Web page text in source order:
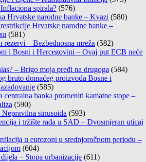
spirala? (576)
Hrvatske narodne banke – Kvazi (580)
Hrvatske narodne banke –
(581)
– Bezbednosna mreža (582)
i Bosni i Hercegovini – Ovaj put ECB neće
– Brigo moja pređi na drugoga (584)
bruto domaćeg proizvoda Bosne i
(585)
centralna banka promeniti kamatne stope –
(590)
sinusoida (593)
i tržište rada u SAD – Dvosmjeran uticaj
u eurozoni u srednjoročnom periodu –
(604)
– Stopa urbanizacije (611)